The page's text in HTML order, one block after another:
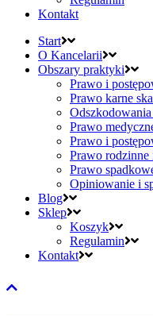
Kontakt
Start
O Kancelarii
Obszary praktyki
Prawo i
Prawo karne
Prawo
Prawo i
Prawo rodzinne
Prawo
Opiniowanie i
Blog
Sklep
Koszyk
Regulamin
Kontakt